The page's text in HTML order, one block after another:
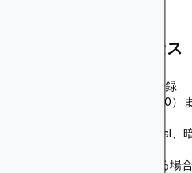
アカウント設定プロセス
AdCashウェブサイトで登録
セルフサービス（最低$100）
クレジットカード、PayPal
CPAターゲットを使用する場